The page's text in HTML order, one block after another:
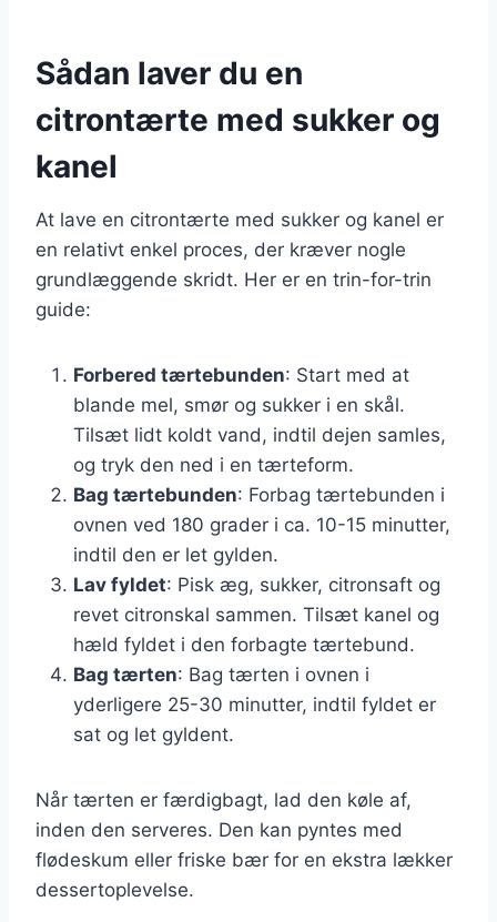
Sådan laver du en
citrontærte med sukker og
kanel
At lave en citrontærte med sukker og kanel er
en relativt enkel proces, der kræver nogle
grundlæggende skridt. Her er en trin-for-trin
guide:
Forbered tærtebunden: Start med at
blande mel, smør og sukker i en skål.
Tilsæt lidt koldt vand, indtil dejen samles,
og tryk den ned i en tærteform.
Bag tærtebunden: Forbag tærtebunden i
ovnen ved 180 grader i ca. 10-15 minutter,
indtil den er let gylden.
Lav fyldet: Pisk æg, sukker, citronsaft og
revet citronskal sammen. Tilsæt kanel og
hæld fyldet i den forbagte tærtebund.
Bag tærten: Bag tærten i ovnen i
yderligere 25-30 minutter, indtil fyldet er
sat og let gyldent.
Når tærten er færdigbagt, lad den køle af,
inden den serveres. Den kan pyntes med
flødeskum eller friske bær for en ekstra lækker
dessertoplevelse.